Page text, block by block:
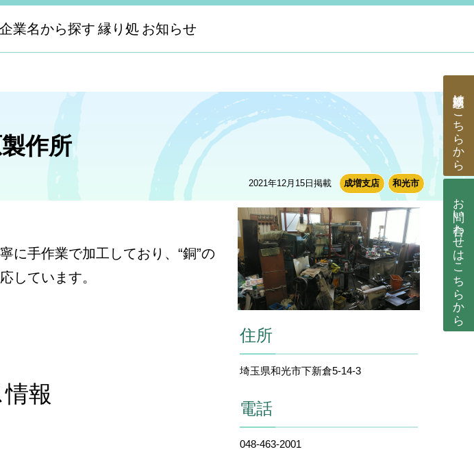
企業名から探す 縁り処 お知らせ
2021年12月15日掲載 成増支店 和光市
作所
住所
埼玉県和光市下新倉5-14-3
電話
048-463-2001
に手作業で加工しており、“銅”の
しています。
報
はこちらから
お問い合わせ
はこちらから